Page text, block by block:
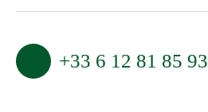
+33 6 12 81 85 93